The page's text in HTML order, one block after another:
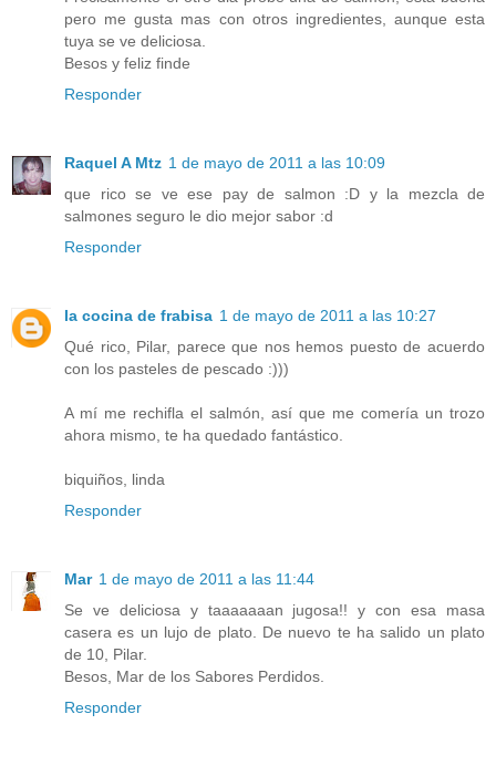
pero me gusta mas con otros ingredientes, aunque esta
tuya se ve deliciosa.
Besos y feliz finde
Responder
Raquel A Mtz 1 de mayo de 2011 a las 10:09
que rico se ve ese pay de salmon :D y la mezcla de
salmones seguro le dio mejor sabor :d
Responder
la cocina de frabisa 1 de mayo de 2011 a las 10:27
Qué rico, Pilar, parece que nos hemos puesto de acuerdo
con los pasteles de pescado :)))
A mí me rechifla el salmón, así que me comería un trozo
ahora mismo, te ha quedado fantástico.
biquiños, linda
Responder
Mar 1 de mayo de 2011 a las 11:44
Se ve deliciosa y taaaaaaan jugosa!! y con esa masa
casera es un lujo de plato. De nuevo te ha salido un plato
de 10, Pilar.
Besos, Mar de los Sabores Perdidos.
Responder